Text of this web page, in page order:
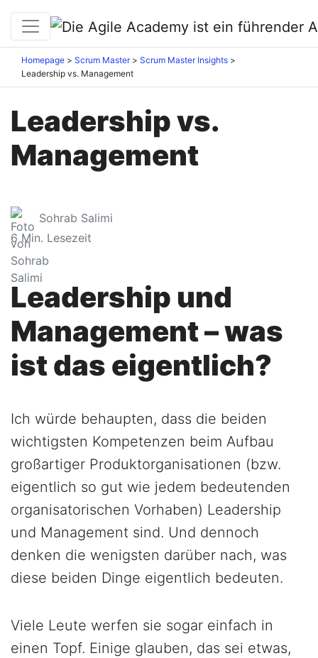
Homepage Scrum Master
Scrum Master Insights
Leadership vs. Management
Leadership vs.
Management
Sohrab Salimi
6Min. Lesezeit
Leadership und
Management – was
ist das eigentlich?
Ich würde behaupten, dass die beiden
wichtigsten Kompetenzen beim Aufbau
großartiger Produktorganisationen (bzw.
eigentlich so gut wie jedem bedeutenden
organisatorischen Vorhaben) Leadership
und Management sind. Und dennoch
denken die wenigsten darüber nach, was
diese beiden Dinge eigentlich bedeuten.
Viele Leute werfen sie sogar einfach in
einen Topf. Einige glauben, das sei etwas,